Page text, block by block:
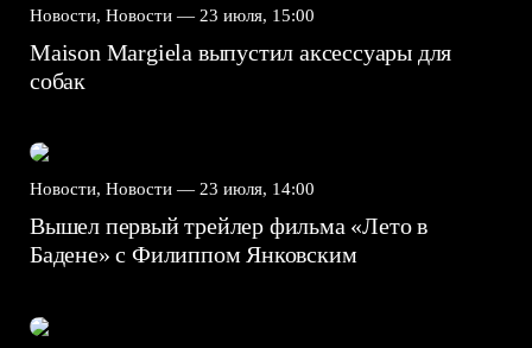
Новости, Новости — 23 июля, 15:00
Maison Margiela выпустил аксессуары для
собак
Новости, Новости — 23 июля, 14:00
Вышел первый трейлер фильма «Лето в
Бадене» с Филиппом Янковским